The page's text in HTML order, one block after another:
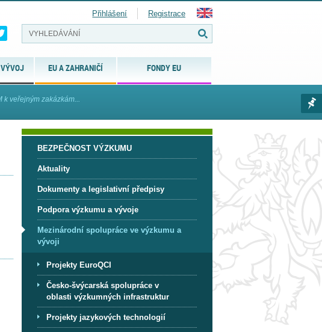
EU A ZAHRANIČÍ FONDY EU
Přihlášení Registrace
k veřejným zakázkám...
BEZPEČNOST VÝZKUMU
Aktuality
Dokumenty a legislativní předpisy
Podpora výzkumu a vývoje
Mezinárodní spolupráce ve výzkumu a
vývoji
Projekty EuroQCI
Česko-švýcarská spolupráce v
oblasti výzkumných infrastruktur
Projekty jazykových technologií